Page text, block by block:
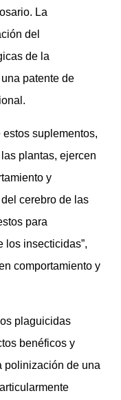
La
del
de la
patente de
estos suplementos,
plantas, ejercen
y
cerebro de las
para
los insecticidas”,
comportamiento y
plaguicidas
benéficos y
polinización de una